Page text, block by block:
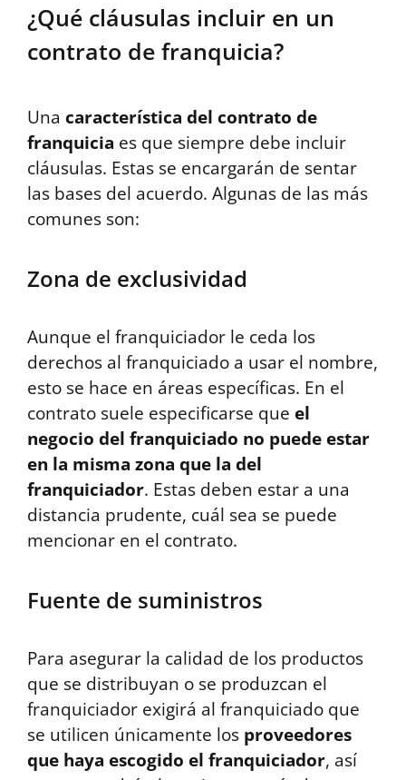
¿Qué cláusulas incluir en un
contrato de franquicia?
Una característica del contrato de
franquicia es que siempre debe incluir
cláusulas. Estas se encargarán de sentar
las bases del acuerdo. Algunas de las más
comunes son:
Zona de exclusividad
Aunque el franquiciador le ceda los
derechos al franquiciado a usar el nombre,
esto se hace en áreas específicas. En el
contrato suele especificarse que el
negocio del franquiciado no puede estar
en la misma zona que la del
franquiciador. Estas deben estar a una
distancia prudente, cuál sea se puede
mencionar en el contrato.
Fuente de suministros
Para asegurar la calidad de los productos
que se distribuyan o se produzcan el
franquiciador exigirá al franquiciado que
se utilicen únicamente los proveedores
que haya escogido el franquiciador, así